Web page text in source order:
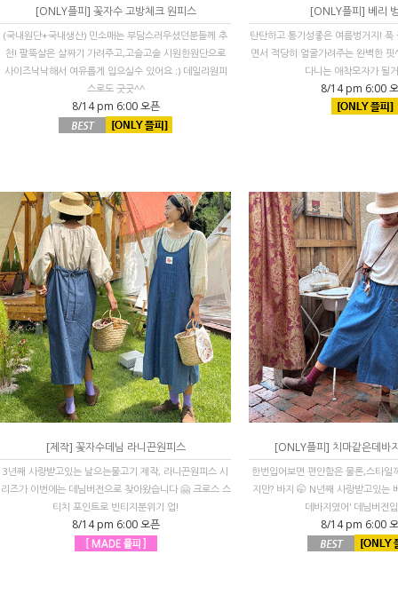
[ONLY플피] 꽃자수 고방체크 원피스
(국내원단+국내생산) 민소매는 부담스러우셨던분들께 추
천! 팔뚝살은 살짜기 가려주고,고슬고슬 시원한원단으로
사이즈낙낙해서 여유롭게 입으실수 있어요 :) 데일리원피
스로도 굿굿^^
8/14 pm 6:00 오픈
[ONLY플피] 베리
탄탄하고 통기성좋은 여름벙거지! 푹
면서 적당히 얼굴가려주는 완벽한
다니는 애착모자가 될
8/14 pm 6:00
[제작] 꽃자수데님 라니끈원피스
3년째 사랑받고있는 날으는물고기 제작, 라니끈원피스 시
리즈가 이번에는 데님버전으로 찾아왔습니다 🤗 크로스 스
티치 포인트로 빈티지분위기 업!
8/14 pm 6:00 오픈
[ONLY플피] 치마같은데바
한번입어보면 편안함은 물론,스타일
지만? 바지 🤭 N년째 사랑받고있는
데바지였어' 데님버전
8/14 pm 6:00